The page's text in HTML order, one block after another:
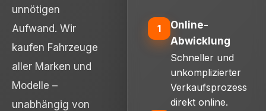
unnötigen
Aufwand. Wir
kaufen Fahrzeuge
aller Marken und
Modelle –
unabhängig von
1
Online-
Abwicklung
Schneller und
unkomplizierter
Verkaufsprozess
direkt online.